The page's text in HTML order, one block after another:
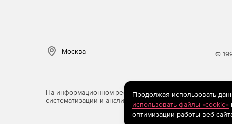
Москва ©
На информационном ресурсе store.softline.ru
систематизации и анализа сведений, относящихся к
Продолжая использовать
использовать файлы «cookie»
оптимизации работы веб-